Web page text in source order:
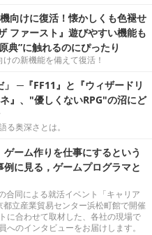
向けに復活！懐かしくも色褪せ
ファースト』遊びやすい機能も
典”に触れるのにぴったり
の新機能を備えて復活！
」 ─『FF11』と『ウィザードリ
』、"優しくないRPG"の沼にど
る奥深さとは。
ゲーム作りを仕事にするという
に見る，ゲームプログラマと
同による就活イベント「キャリア
立産業貿易センター浜松町館で開催
に合わせて取材した、各社の現場で
へのインタビューをお届けします。